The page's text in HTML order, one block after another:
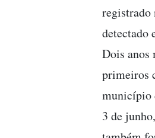
registrado
detectado
Dois anos
primeiros
município
3 de